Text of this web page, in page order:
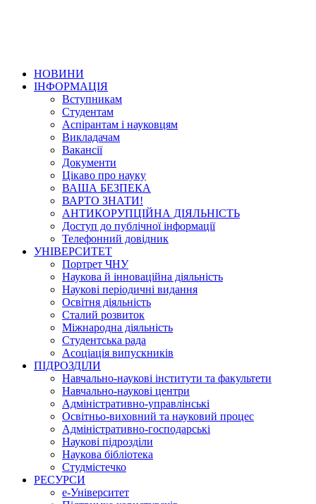
НОВИНИ
ІНФОРМАЦІЯ
Вступникам
Студентам
Аспірантам і науковцям
Викладачам
Вакансії
Документи
Цікаво про науку
ВАША БЕЗПЕКА
ВАРТО ЗНАТИ!
АНТИКОРУПЦІЙНА ДІЯЛЬНІСТЬ
Доступ до публічної інформації
Телефонний довідник
УНІВЕРСИТЕТ
Портрет ЧНУ
Наукова й інноваційна діяльність
Наукові періодичні видання
Освітня діяльність
Сталий розвиток
Міжнародна діяльність
Студентська рада
Асоціація випускників
ПІДРОЗДІЛИ
Навчально-наукові інститути та факультети
Навчально-наукові центри
Адміністративно-управлінські
Освітньо-виховний та науковий процес
Адміністративно-господарські
Наукові підрозділи
Наукова бібліотека
Студмістечко
РЕСУРСИ
е-Університет